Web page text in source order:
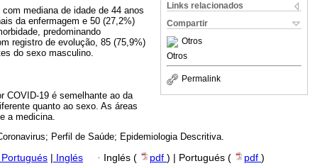
Links relacionados
Compartir
Otros
Otros
Permalink
mediana de idade de 44 anos
da enfermagem e 50 (27,2%)
predominando
registro de evolução, 85 (75,9%)
do sexo masculino.
COVID-19 é semelhante ao da
quanto ao sexo. As áreas
a medicina.
Perfil de Saúde; Epidemiologia Descritiva.
Inglés · Inglés ( pdf ) | Portugués ( pdf )